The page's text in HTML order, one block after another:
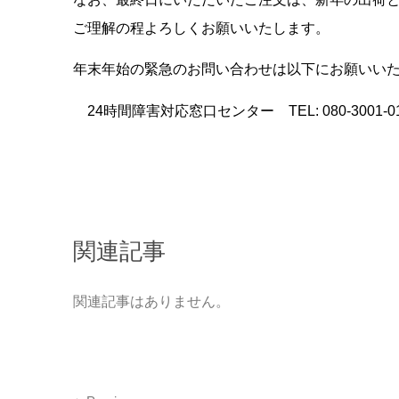
ご理解の程よろしくお願いいたします。
年末年始の緊急のお問い合わせは以下にお願いいた
24時間障害対応窓口センター TEL: 080-3001-
関連記事
関連記事はありません。